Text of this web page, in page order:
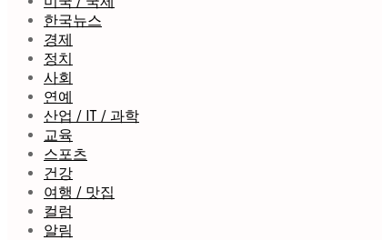
한국뉴스
경제
정치
사회
연예
산업 / IT / 과학
교육
스포츠
건강
여행 / 맛집
컬럼
알림